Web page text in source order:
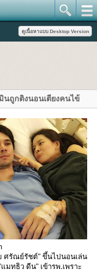
นถูกติงนอนเตียงคนไข้
ศรัณย์รัชต์" ขึ้นไปนอนเล่น
ทธิว ดีน" เข้ารพ.เพราะ